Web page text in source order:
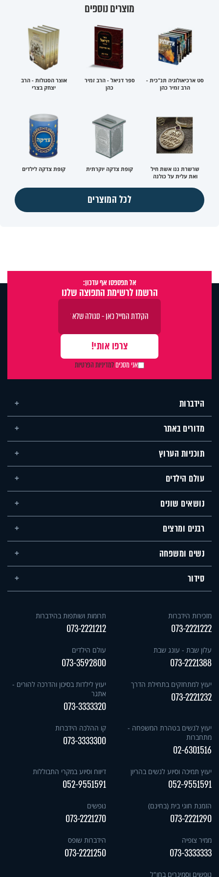
מוצרים נוספים
סט ארכיאולוגיה תנ"כית -
הרב זמיר כהן
ספר דניאל - הרב זמיר
כהן
אוצר הסגולות - הרב
יצחק בצרי
שרשרת ננו אשת חיל
ואת עלית על כולנה
קופת צדקה יוקרתית קופת צדקה לילדים
לכל המוצרים
אל תפספסו אף עדכון:
הרשמו לרשימת התפוצה שלנו
אני מסכיםלמדיניות הפרטיות
הידברות
מדורים באתר
תוכניות הערוץ
עולם הילדים
נושאים שונים
רבנים ומרצים
נשים ומשפחה
סידור
מזכירות הידברות
073-2221222
תרומות ושותפות בהידברות
073-2221212
עלון שבת - עונג שבת
073-2221388
עולם הילדים
073-3592800
יעוץ למתחזקים בתחילת הדרך
073-2221232
יעוץ לילדות בסיכון והדרכה להורים -
אתגר
073-3333320
יעוץ לנשים בטהרת המשפחה -
מתחברות
02-6301516
קו ההלכה הידברות
073-3333300
יעוץ תמיכה וסיוע לנשים בהריון
052-9551591
דיווח וסיוע במקרי התבוללות
052-9551591
הזמנת חוגי בית (בחינם)
073-2221290
נופשים
073-2221270
ממיר צופיה
073-3333333
הידברות שופס
073-2221250
נופשים וסמינרים בחו"ל